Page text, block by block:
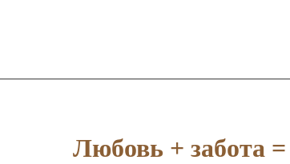
Любовь + забота